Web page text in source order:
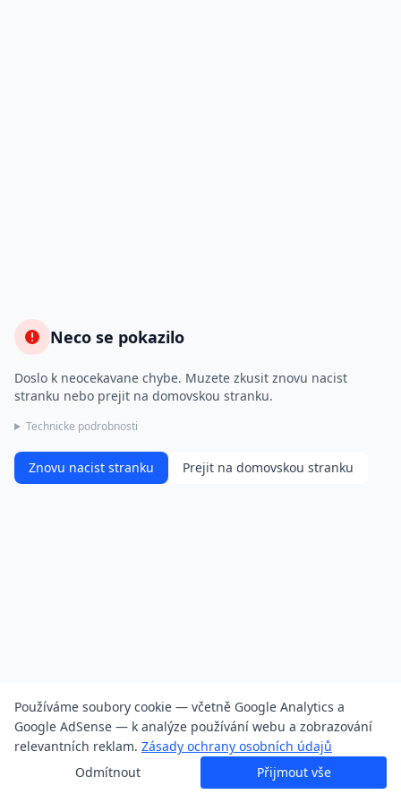
Neco se pokazilo
Doslo k neocekavane chybe. Muzete zkusit znovu nacist
stranku nebo prejit na domovskou stranku.
Technicke podrobnosti
Znovu nacist stranku Prejit na domovskou stranku
Používáme soubory cookie — včetně Google Analytics a
Google AdSense — k analýze používání webu a zobrazování
relevantních reklam. Zásady ochrany osobních údajů
Odmítnout
Přijmout vše